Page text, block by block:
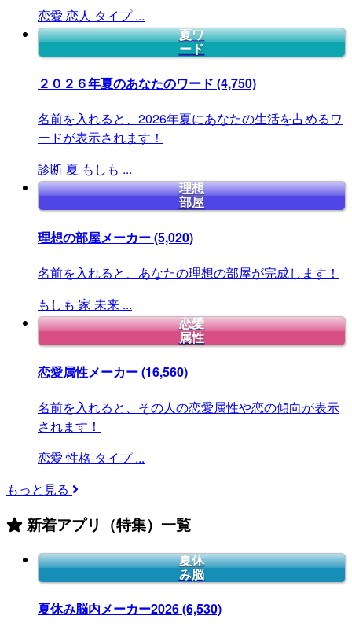
恋愛 恋人 タイプ ...
夏ワ
ード
２０２６年夏のあなたのワード (4,750)
名前を入れると、2026年夏にあなたの生活を占めるワ
ードが表示されます！
診断 夏 もしも ...
理想
部屋
理想の部屋メーカー(5,020)
名前を入れると、あなたの理想の部屋が完成します！
もしも 家 未来 ...
恋愛
属性
恋愛属性メーカー(16,560)
名前を入れると、その人の恋愛属性や恋の傾向が表示
されます！
恋愛 性格 タイプ ...
もっと見る
新着アプリ（特集）一覧
夏休
み脳
夏休み脳内メーカー2026(6,530)